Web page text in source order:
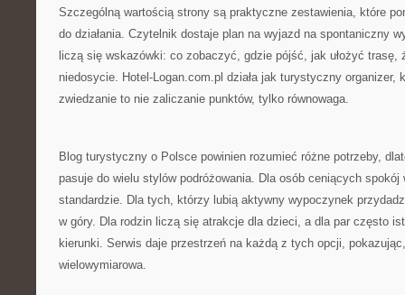
Szczególną wartością strony są praktyczne zestawienia, które
do działania. Czytelnik dostaje plan na wyjazd na spontaniczny
liczą się wskazówki: co zobaczyć, gdzie pójść, jak ułożyć trasę,
niedosycie. Hotel-Logan.com.pl działa jak turystyczny organizer,
zwiedzanie to nie zaliczanie punktów, tylko równowaga.
Blog turystyczny o Polsce powinien rozumieć różne potrzeby,
pasuje do wielu stylów podróżowania. Dla osób ceniących spokój
standardzie. Dla tych, którzy lubią aktywny wypoczynek
w góry. Dla rodzin liczą się atrakcje dla dzieci, a dla par często
kierunki. Serwis daje przestrzeń na każdą z tych opcji,
wielowymiarowa.